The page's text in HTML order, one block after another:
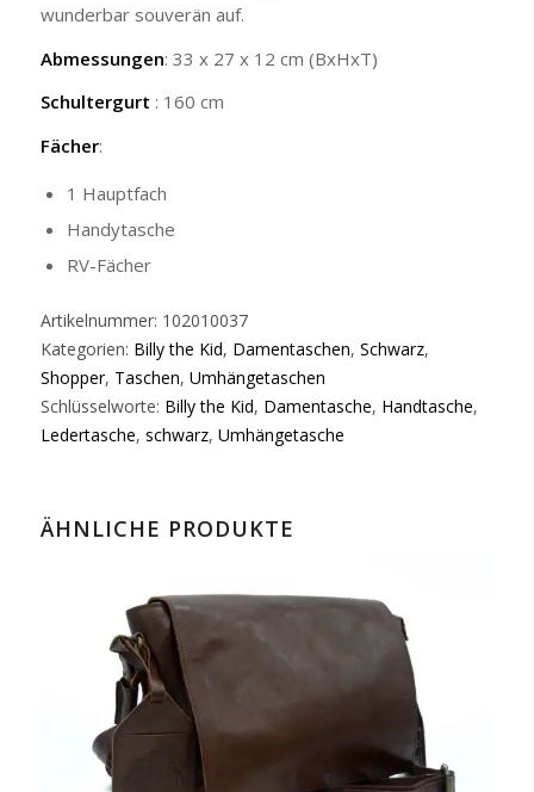
wunderbar souverän auf.
Abmessungen: 33 x 27 x 12 cm (BxHxT)
Schultergurt : 160 cm
Fächer:
1 Hauptfach
Handytasche
RV-Fächer
Artikelnummer: 102010037
Kategorien: Billy the Kid, Damentaschen, Schwarz,
Shopper, Taschen, Umhängetaschen
Schlüsselworte: Billy the Kid, Damentasche, Handtasche,
Ledertasche, schwarz, Umhängetasche
ÄHNLICHE PRODUKTE